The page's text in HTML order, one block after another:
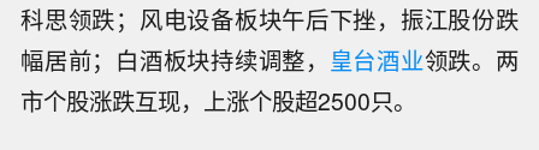
科思领跌；风电设备板块午后下挫，振江股份跌
幅居前；白酒板块持续调整， 皇台酒业领跌。两
市个股涨跌互现，上涨个股超2500只。